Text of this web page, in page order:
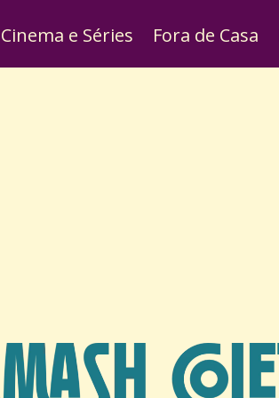
Cinema e Séries Fora de Casa